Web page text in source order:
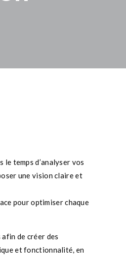
temps d’analyser vos
une vision claire et
pour optimiser chaque
de créer des
et fonctionnalité, en